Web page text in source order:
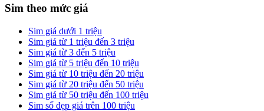
Sim theo mức giá
Sim giá dưới 1 triệu
Sim giá từ 1 triệu đến 3 triệu
Sim giá từ 3 đến 5 triệu
Sim giá từ 5 triệu đến 10 triệu
Sim giá từ 10 triệu đến 20 triệu
Sim giá từ 20 triệu đến 50 triệu
Sim giá từ 50 triệu đến 100 triệu
Sim số đẹp giá trên 100 triệu